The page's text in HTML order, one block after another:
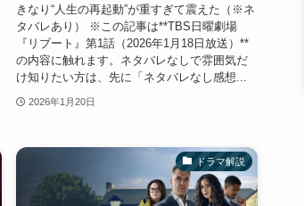
きなり“人生の再起動”が重すぎて震えた（※ネ
タバレあり） ※この記事は**TBS日曜劇場
『リブート』第1話（2026年1月18日放送）**
の内容に触れます。ネタバレなしで雰囲気だ
け知りたい方は、先に「ネタバレなし感想...
2026年1月20日
ドラマ解説